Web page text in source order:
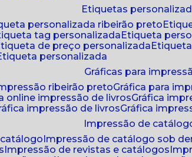
etiquetas
personalizada ribeirão preto
tag personalizada etiqueta
etiqueta de preço personalizada
etiqueta personalizada
gráficas para
ribeirão preto gráfica para
online impressão de livros gráfica
impressão de livros
gráfica
impressão de
impressão de catálogo sob
impressão de revistas e catálogos